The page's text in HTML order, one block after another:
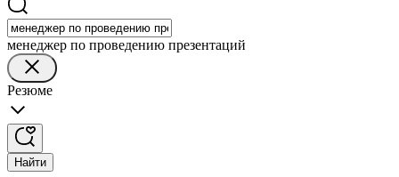
менеджер по проведению презентаций
Резюме
Найти